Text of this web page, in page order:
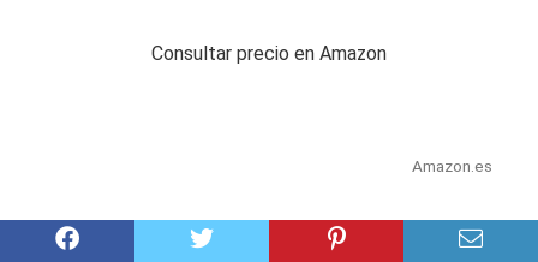
Consultar precio en Amazon
Amazon.es